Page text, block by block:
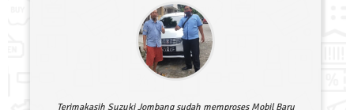
Terimakasih Suzuki Jombang sudah memproses Mobil Baru